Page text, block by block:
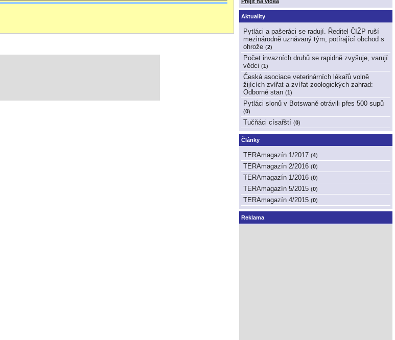
Aktuality
Pytláci a pašeráci se radují. Ředitel ČIŽP ruší
mezinárodně uznávaný tým, potírající obchod s
ohrože (2)
Počet invazních druhů se rapidně zvyšuje, varují
vědci (1)
Česká asociace veterinárních lékařů volně
žijících zvířat a zvířat zoologických zahrad:
Odborné stan (1)
Pytláci slonů v Botswaně otrávili přes 500 supů
(0)
Tučňáci císařští (0)
Články
TERAmagazín 1/2017 (4)
TERAmagazín 2/2016 (0)
TERAmagazín 1/2016 (0)
TERAmagazín 5/2015 (0)
TERAmagazín 4/2015 (0)
Reklama